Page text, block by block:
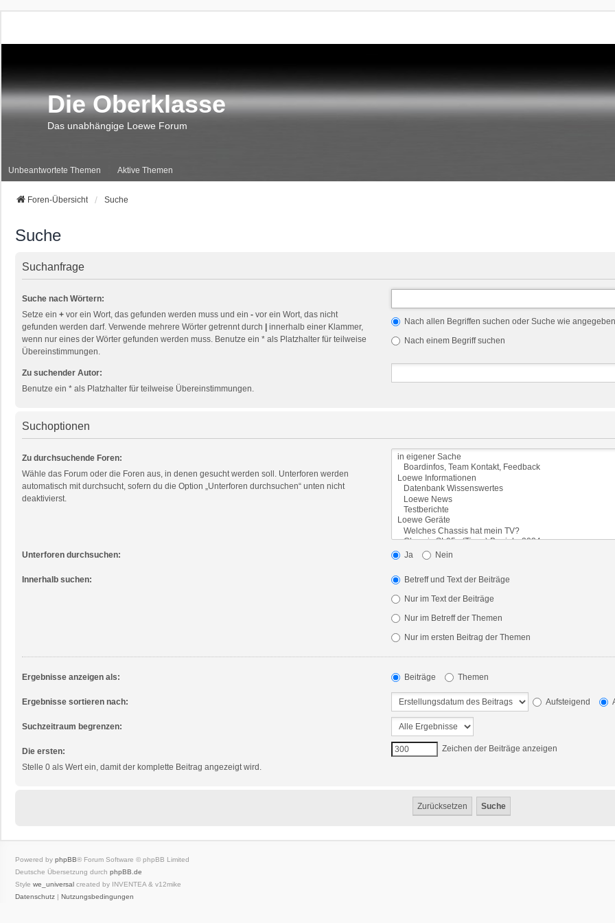
Die Oberklasse
Das unabhängige Loewe Forum
Unbeantwortete Themen Aktive Themen
Foren-Übersicht Suche
Suche
Suchanfrage
Suche nach Wörtern:
Setze ein + vor ein Wort, das gefunden werden muss und ein - vor ein Wort, das nicht
gefunden werden darf. Verwende mehrere Wörter getrennt durch
innerhalb einer Klammer,
wenn nur eines der Wörter gefunden werden muss. Benutze ein * als Platzhalter für teilweise
Übereinstimmungen.
Nach allen Begriffen suchen oder Suche wie
Nach einem Begriff suchen
Zu suchender Autor:
Benutze ein * als Platzhalter für teilweise Übereinstimmungen.
Suchoptionen
Zu durchsuchende Foren:
Wähle das Forum oder die Foren aus, in denen gesucht werden soll. Unterforen werden
automatisch mit durchsucht, sofern du die Option „Unterforen durchsuchen“ unten nicht
deaktivierst.
Unterforen durchsuchen: Ja Nein
Innerhalb suchen:
Betreff und Text der Beiträge
Nur im Text der Beiträge
Nur im Betreff der Themen
Nur im ersten Beitrag der Themen
Ergebnisse anzeigen als: Beiträge Themen
Ergebnisse sortieren nach: Aufsteigend
Suchzeitraum begrenzen:
Die ersten:
Stelle 0 als Wert ein, damit der komplette Beitrag angezeigt wird.
Zeichen der Beiträge anzeigen
Powered by phpBB® Forum Software © phpBB Limited
Deutsche Übersetzung durch phpBB.de
Style we_universal created by INVENTEA & v12mike
Datenschutz | Nutzungsbedingungen